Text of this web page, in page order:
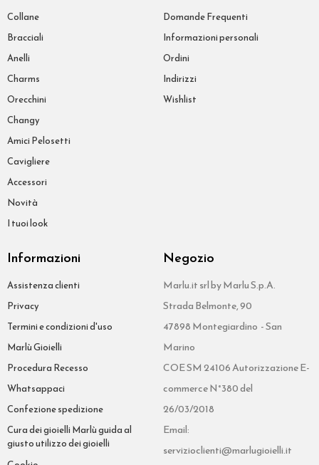
Collane
Bracciali
Anelli
Charms
Orecchini
Changy
Amici Pelosetti
Cavigliere
Accessori
Novità
I tuoi look
Domande Frequenti
Informazioni personali
Ordini
Indirizzi
Wishlist
Informazioni
Assistenza clienti
Privacy
Termini e condizioni d'uso
Marlù Gioielli
Procedura Recesso
Whatsappaci
Confezione spedizione
Cura dei gioielli Marlù guida al
giusto utilizzo dei gioielli
Negozio
Marlu.it srl by Marlu S.p.A.
Strada Belmonte, 90
47898 Montegiardino - San
Marino
COE SM 24106 Autorizzazione E-
commerce N°380 del
26/03/2018
Email:
servizioclienti@marlugioielli.it